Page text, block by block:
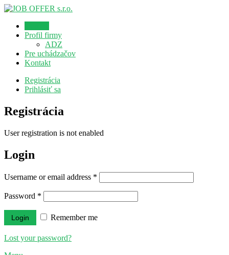
Profil firmy
ADZ
Pre uchádzačov
Kontakt
Registrácia
Prihlásiť sa
Registrácia
User registration is not enabled
Login
Username or email address *
Password *
Remember me
Lost your password?